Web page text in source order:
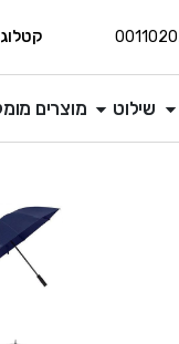
שילוט מוצרים